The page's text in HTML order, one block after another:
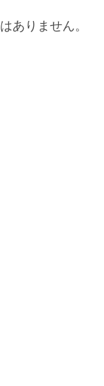
ありません。